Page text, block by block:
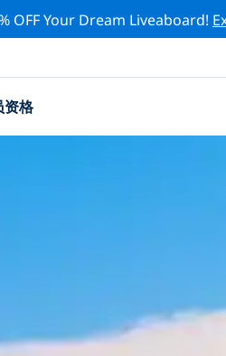
OFF Your Dream Liveaboard!
资格